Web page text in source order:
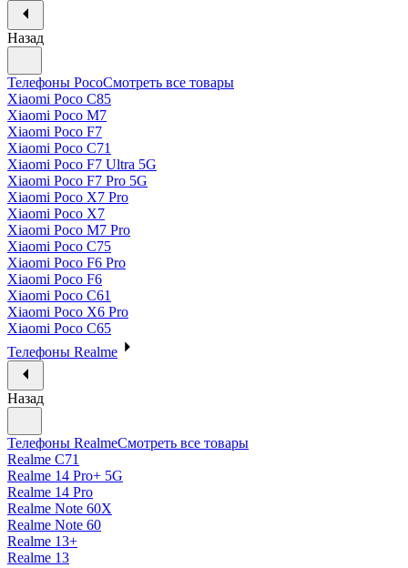
Назад
Телефоны PocoСмотреть все товары
Xiaomi Poco C85
Xiaomi Poco M7
Xiaomi Poco F7
Xiaomi Poco C71
Xiaomi Poco F7 Ultra 5G
Xiaomi Poco F7 Pro 5G
Xiaomi Poco X7 Pro
Xiaomi Poco X7
Xiaomi Poco M7 Pro
Xiaomi Poco C75
Xiaomi Poco F6 Pro
Xiaomi Poco F6
Xiaomi Poco C61
Xiaomi Poco X6 Pro
Xiaomi Poco C65
Телефоны Realme
Назад
Телефоны RealmeСмотреть все товары
Realme C71
Realme 14 Pro+ 5G
Realme 14 Pro
Realme Note 60X
Realme Note 60
Realme 13+
Realme 13